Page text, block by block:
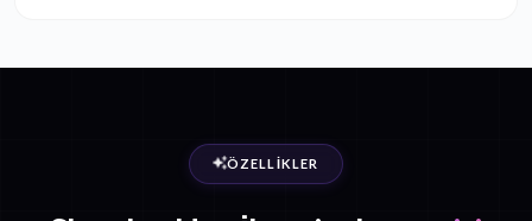
ÖZELLIKLER